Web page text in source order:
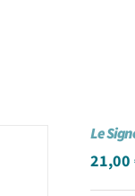
Le
21,00